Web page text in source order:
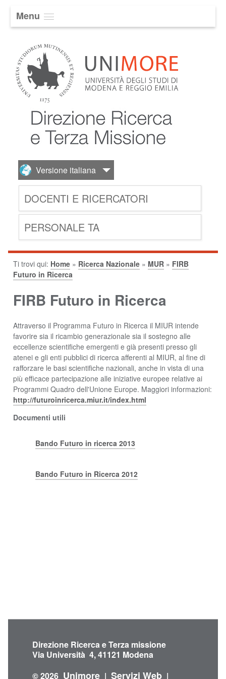
Menu
DOCENTI E RICERCATORI
PERSONALE TA
Ti trovi qui: Home » Ricerca Nazionale » MUR » FIRB
Futuro in Ricerca
FIRB Futuro in Ricerca
Attraverso il Programma Futuro in Ricerca il MIUR intende
favorire sia il ricambio generazionale sia il sostegno alle
eccellenze scientifiche emergenti e già presenti presso gli
atenei e gli enti pubblici di ricerca afferenti al MIUR, al fine di
rafforzare le basi scientifiche nazionali, anche in vista di una
più efficace partecipazione alle iniziative europee relative ai
Programmi Quadro dell'Unione Europe. Maggiori informazioni:
http://futuroinricerca.miur.it/index.html
Documenti utili
Bando Futuro in ricerca 2013
Bando Futuro in Ricerca 2012
Direzione Ricerca e Terza missione
Via Università 4, 41121 Modena
© 2026 Unimore | Servizi Web |